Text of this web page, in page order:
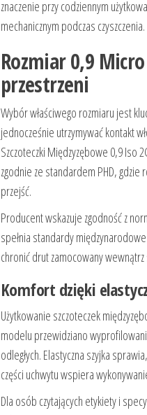
znaczenie przy codziennym
mechanicznym podczas czyszczenia.
Rozmiar 0,9
przestrzeni
Wybór właściwego rozmiaru jest
jednocześnie utrzymywać kontakt
Szczoteczki Międzyzębowe 0,9 Iso
zgodnie ze standardem PHD,
przejść.
Producent wskazuje zgodność z
spełnia standardy
chronić drut zamocowany wewnątrz
Komfort dzięki
Użytkowanie szczoteczek
modelu przewidziano
odległych. Elastyczna szyjka
części uchwytu wspiera
Dla osób czytających etykiety i